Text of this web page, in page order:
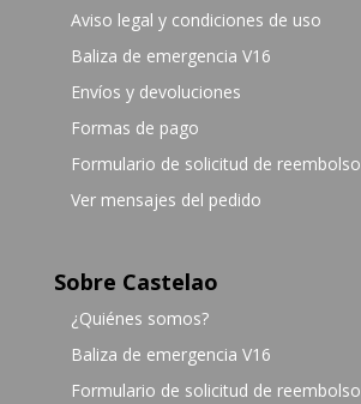
Aviso legal y condiciones de uso
Baliza de emergencia V16
Envíos y devoluciones
Formas de pago
Formulario de solicitud de reembolso
Ver mensajes del pedido
Sobre Castelao
¿Quiénes somos?
Baliza de emergencia V16
Formulario de solicitud de reembolso